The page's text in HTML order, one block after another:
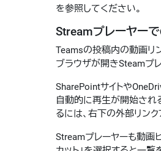
を参照してください。
Streamプレーヤー
Teamsの投稿内の動画リ
ブラウザが開きSteamプ
SharePointサイトや
自動的に再生が開始され
るには、右下の外部リンク
Streamプレーヤーも動画